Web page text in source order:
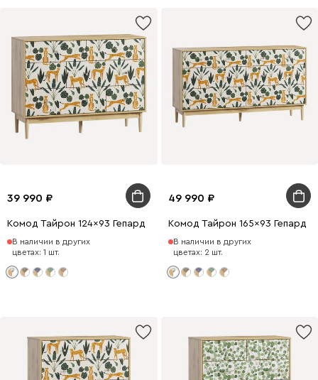
39 990
Комод Тайрон 124x93 Гепард
В наличии в других
цветах: 1 шт.
49 990
Комод Тайрон 165x93 Гепард
В наличии в других
цветах: 2 шт.